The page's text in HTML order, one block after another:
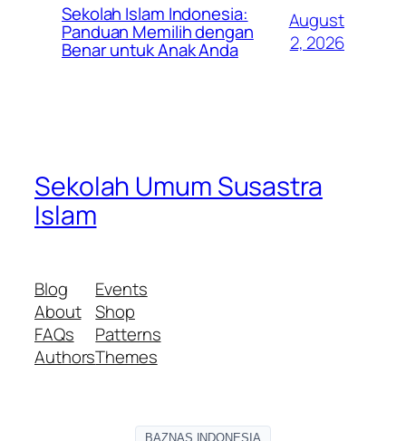
Sekolah Islam Indonesia:
Panduan Memilih dengan
Benar untuk Anak Anda
August
2, 2026
Sekolah Umum Susastra
Islam
Blog
About
FAQs
Authors
Events
Shop
Patterns
Themes
BAZNAS INDONESIA